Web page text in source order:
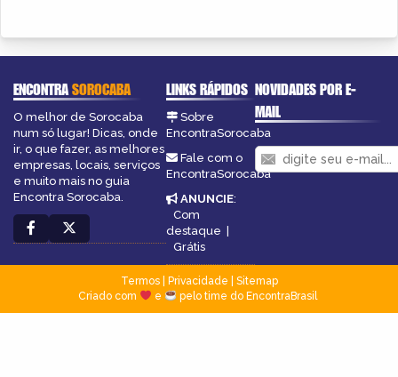
ENCONTRASOROCABA
O melhor de Sorocaba
num só lugar! Dicas, onde
ir, o que fazer, as melhores
empresas, locais, serviços
e muito mais no guia
Encontra Sorocaba.
LINKS RÁPIDOS
Sobre
EncontraSorocaba
Fale com o
EncontraSorocaba
ANUNCIE:
Com
destaque |
Grátis
NOVIDADES POR E-
MAIL
Termos| Privacidade
Sitemap
Criado com
e pelo time do EncontraBrasil